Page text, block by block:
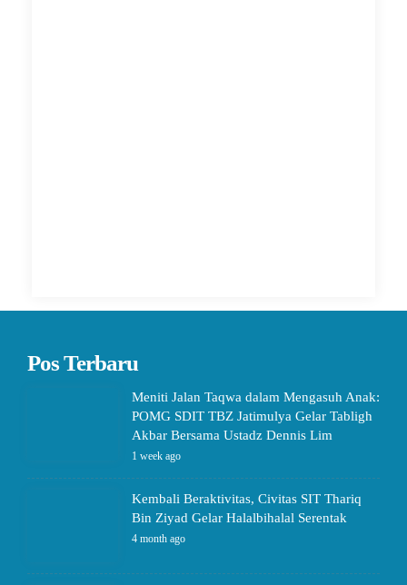
Pos Terbaru
Meniti Jalan Taqwa dalam Mengasuh Anak:
POMG SDIT TBZ Jatimulya Gelar Tabligh
Akbar Bersama Ustadz Dennis Lim
1 week ago
Kembali Beraktivitas, Civitas SIT Thariq
Bin Ziyad Gelar Halalbihalal Serentak
4 month ago